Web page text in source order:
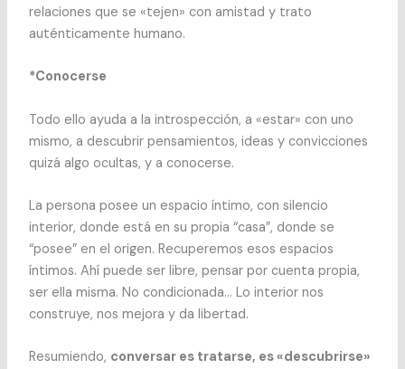
relaciones que se «tejen» con amistad y trato
auténticamente humano.
*Conocerse
Todo ello ayuda a la introspección, a «estar» con uno
mismo, a descubrir pensamientos, ideas y convicciones
quizá algo ocultas, y a conocerse.
La persona posee un espacio íntimo, con silencio
interior, donde está en su propia “casa”, donde se
“posee” en el origen. Recuperemos esos espacios
íntimos. Ahí puede ser libre, pensar por cuenta propia,
ser ella misma. No condicionada… Lo interior nos
construye, nos mejora y da libertad.
Resumiendo, conversar es tratarse, es «descubrirse»